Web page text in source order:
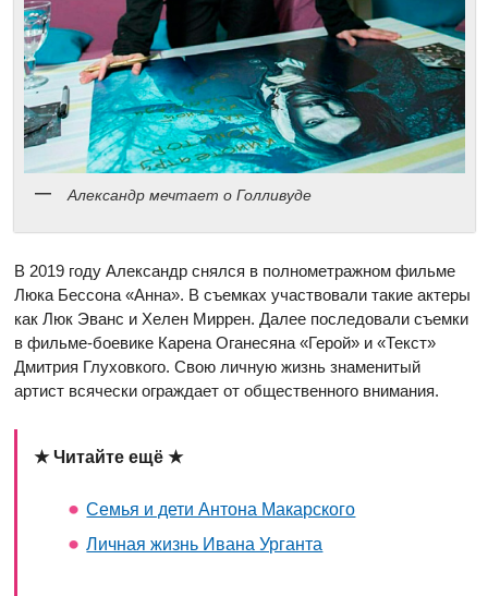
Александр мечтает о Голливуде
В 2019 году Александр снялся в полнометражном фильме
Люка Бессона «Анна». В съемках участвовали такие актеры
как Люк Эванс и Хелен Миррен. Далее последовали съемки
в фильме-боевике Карена Оганесяна «Герой» и «Текст»
Дмитрия Глуховкого. Свою личную жизнь знаменитый
артист всячески ограждает от общественного внимания.
★ Читайте ещё ★
Семья и дети Антона Макарского
Личная жизнь Ивана Урганта